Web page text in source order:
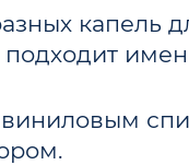
капель
подходит